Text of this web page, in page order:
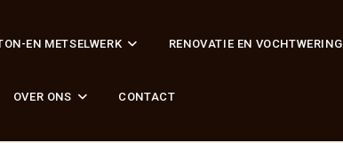
EN METSELWERK RENOVATIE EN VOCHTWERING
OVER ONS CONTACT